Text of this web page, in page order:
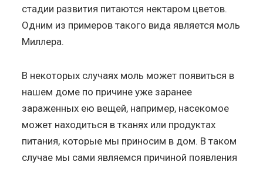
стадии развития питаются нектаром цветов.
Одним из примеров такого вида является моль
Миллера.
В некоторых случаях моль может появиться в
нашем доме по причине уже заранее
зараженных ею вещей, например, насекомое
может находиться в тканях или продуктах
питания, которые мы приносим в дом. В таком
случае мы сами являемся причиной появления